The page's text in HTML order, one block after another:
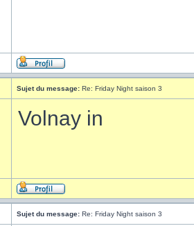
Sujet du message: Re: Friday Night saison 3
Volnay in
Sujet du message: Re: Friday Night saison 3